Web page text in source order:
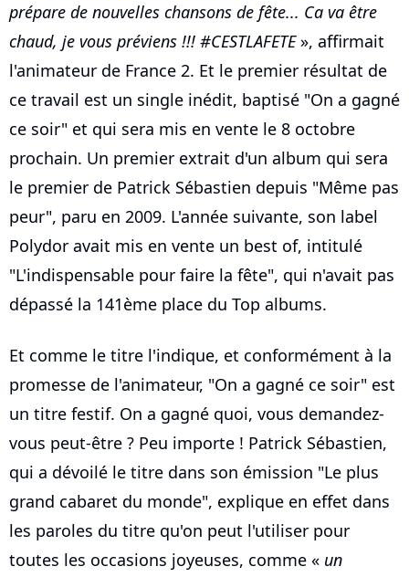
prépare de nouvelles chansons de fête... Ca va être
chaud, je vous préviens !!! #CESTLAFETE», affirmait
l'animateur de France 2. Et le premier résultat de
ce travail est un single inédit, baptisé "On a gagné
ce soir" et qui sera mis en vente le 8 octobre
prochain. Un premier extrait d'un album qui sera
le premier de Patrick Sébastien depuis "Même pas
peur", paru en 2009. L'année suivante, son label
Polydor avait mis en vente un best of, intitulé
"L'indispensable pour faire la fête", qui n'avait pas
dépassé la 141ème place du Top albums.
Et comme le titre l'indique, et conformément à la
promesse de l'animateur, "On a gagné ce soir" est
un titre festif. On a gagné quoi, vous demandez-
vous peut-être ? Peu importe ! Patrick Sébastien,
qui a dévoilé le titre dans son émission "Le plus
grand cabaret du monde", explique en effet dans
les paroles du titre qu'on peut l'utiliser pour
toutes les occasions joyeuses, comme « un